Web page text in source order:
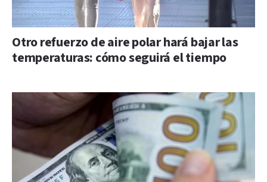
Otro refuerzo de aire polar hará bajar las
temperaturas: cómo seguirá el tiempo